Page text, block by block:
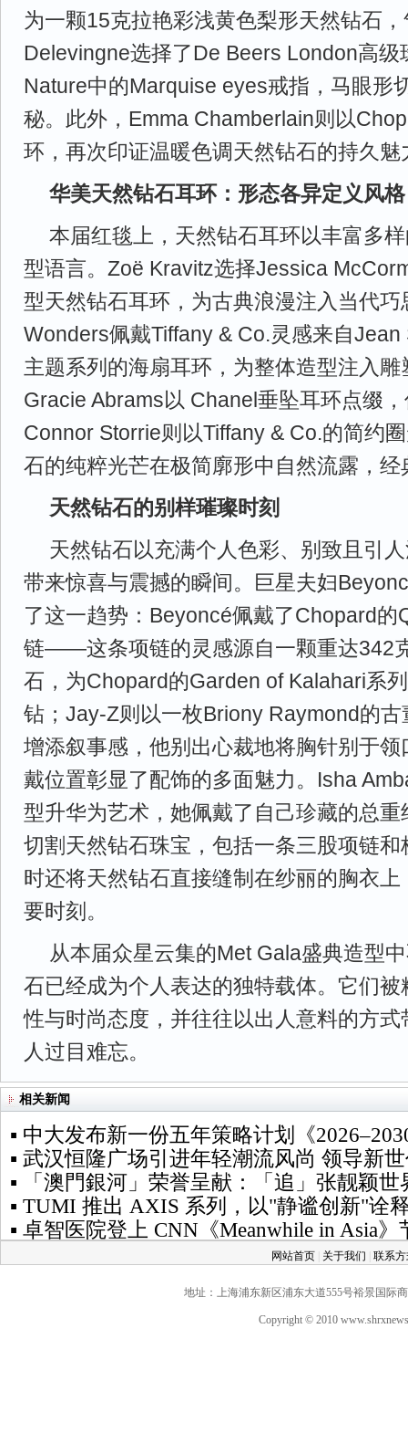
为一颗15克拉艳彩浅黄色梨形天然钻石
Delevingne选择了De Beers London高
Nature中的Marquise eyes戒指，马眼形
秘。此外，Emma Chamberlain则以
环，再次印证温暖色调天然钻石的持久魅
华美天然钻石耳环：形态各异定义风格
本届红毯上，天然钻石耳环以丰富多
型语言。Zoë Kravitz选择Jessica
型天然钻石耳环，为古典浪漫注入当代
Wonders佩戴Tiffany & Co.灵感来自
主题系列的海扇耳环，为整体造型注入
Gracie Abrams以 Chanel垂坠耳环点缀
Connor Storrie则以Tiffany & Co.的简约
石的纯粹光芒在极简廓形中自然流露，
天然钻石的别样璀璨时刻
天然钻石以充满个人色彩、别致且引
带来惊喜与震撼的瞬间。巨星夫妇
了这一趋势：Beyoncé佩戴了Chopard的
链——这条项链的灵感源自一颗重达342
石，为Chopard的Garden of Kalahari系
钻；Jay-Z则以一枚Briony Raymond的
增添叙事感，他别出心裁地将胸针别于
戴位置彰显了配饰的多面魅力。Isha
型升华为艺术，她佩戴了自己珍藏的总
切割天然钻石珠宝，包括一条三股项链
时还将天然钻石直接缝制在纱丽的胸衣
要时刻。
从本届众星云集的Met Gala盛典造型
石已经成为个人表达的独特载体。它们
性与时尚态度，并往往以出人意料的方
人过目难忘。
相关新闻
▪ 中大发布新一份五年策略计划《
▪ 武汉恒隆广场引进年轻潮流风尚 领导新
▪ 「澳門銀河」荣誉呈献：「追」张靓颖
▪ TUMI 推出 AXIS 系列，以"静谧创新"诠
▪ 卓智医院登上 CNN《Meanwhile in Asia
网站首页 关于我们 联系
地址：上海浦东新区浦东大道555号裕景国际
Copyright © 2010